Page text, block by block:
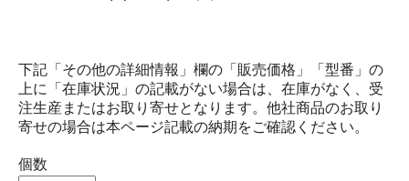
下記「その他の詳細情報」欄の「販売価格」「型番」の
上に「在庫状況」の記載がない場合は、在庫がなく、受
注生産またはお取り寄せとなります。他社商品のお取り
寄せの場合は本ページ記載の納期をご確認ください。
個数